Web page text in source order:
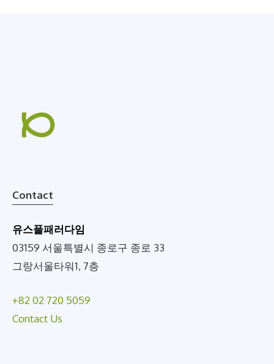
Contact
유스풀패러다임
03159 서울특별시 종로구 종로 33
그랑서울타워1, 7층
+82 02 720 5059
Contact Us